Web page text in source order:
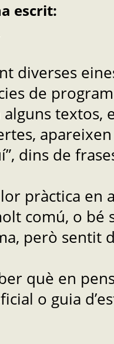
escrit:
diverses
de
alguns
dins de
pràctica en
comú, o
però sentit
què en
o guia